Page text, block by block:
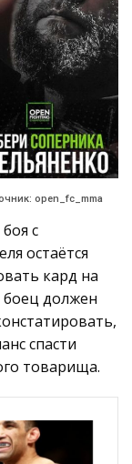
open_fc_mma
с
остаётся
кард на
боец должен
спасти
товарища.